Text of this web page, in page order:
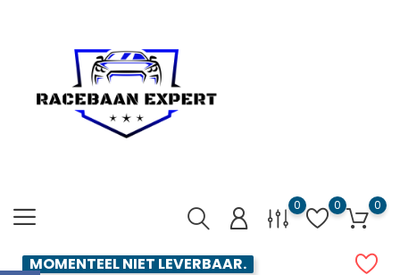
0 0 0
MOMENTEEL NIET LEVERBAAR.